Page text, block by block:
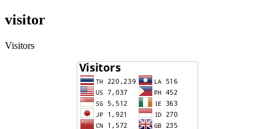
visitor
Visitors